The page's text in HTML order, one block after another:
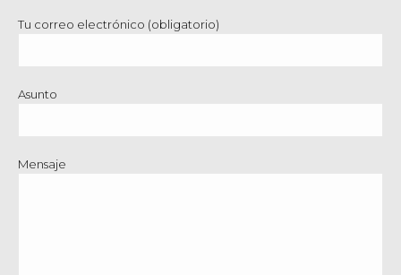
Tu correo electrónico (obligatorio)
Asunto
Mensaje